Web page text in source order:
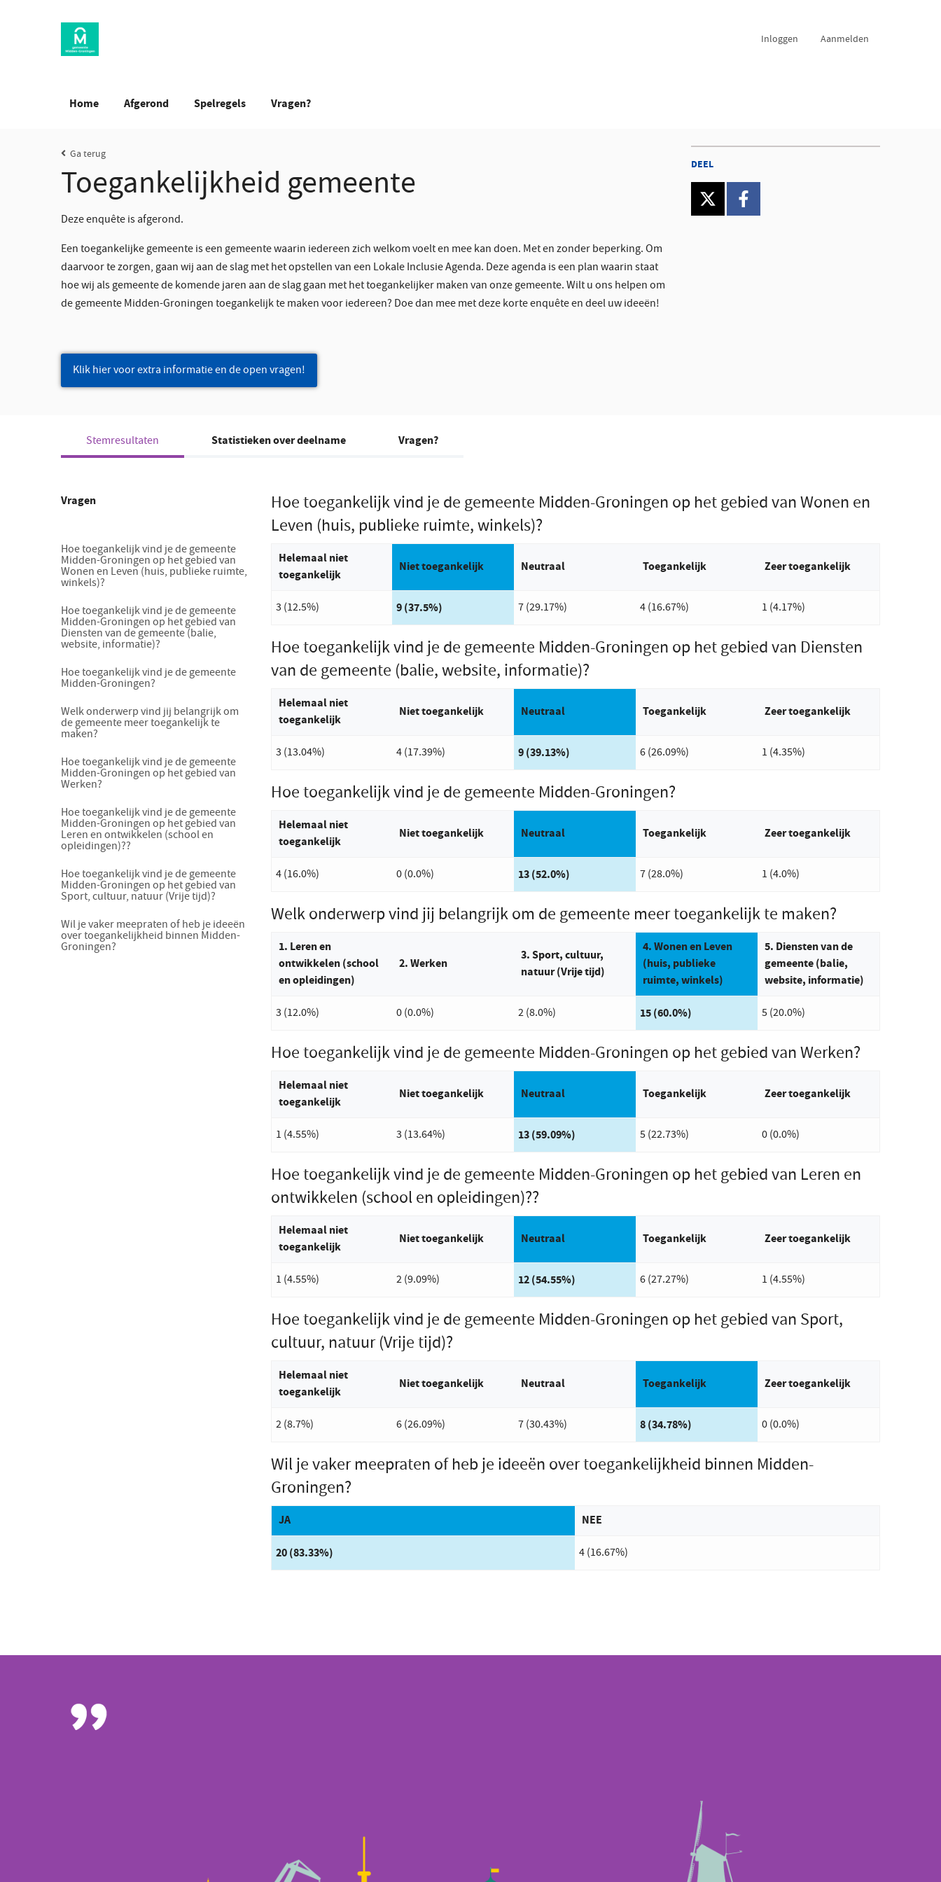
Inloggen Aanmelden
Navigation
Home Afgerond Spelregels Vragen?
Ga terug
Toegankelijkheid gemeente
Deze enquête is afgerond.
Een toegankelijke gemeente is een gemeente waarin iedereen zich welkom voelt en mee kan doen. Met en zonder beperking. Om
daarvoor te zorgen, gaan wij aan de slag met het opstellen van een Lokale Inclusie Agenda. Deze agenda is een plan waarin staat
hoe wij als gemeente de komende jaren aan de slag gaan met het toegankelijker maken van onze gemeente. Wilt u ons helpen om
de gemeente Midden-Groningen toegankelijk te maken voor iedereen? Doe dan mee met deze korte enquête en deel uw ideeën!
Klik hier voor extra informatie en de open vragen!
DEEL
twitter
Stemresultaten Statistieken over deelname Vragen?
Vragen
Hoe toegankelijk vind je de gemeente
Midden-Groningen op het gebied van
Wonen en Leven (huis, publieke ruimte,
winkels)?
Hoe toegankelijk vind je de gemeente
Midden-Groningen op het gebied van
Diensten van de gemeente (balie,
website, informatie)?
Hoe toegankelijk vind je de gemeente
Midden-Groningen?
Welk onderwerp vind jij belangrijk om
de gemeente meer toegankelijk te
maken?
Hoe toegankelijk vind je de gemeente
Midden-Groningen op het gebied van
Werken?
Hoe toegankelijk vind je de gemeente
Midden-Groningen op het gebied van
Leren en ontwikkelen (school en
opleidingen)??
Hoe toegankelijk vind je de gemeente
Midden-Groningen op het gebied van
Sport, cultuur, natuur (Vrije tijd)?
Wil je vaker meepraten of heb je ideeën
over toegankelijkheid binnen Midden-
Groningen?
Hoe toegankelijk vind je de gemeente Midden-Groningen op het gebied van Wonen en
Leven (huis, publieke ruimte, winkels)?
Helemaal niet
toegankelijk
Antwoord met de meeste stemmen:
Niet toegankelijk Neutraal Toegankelijk Zeer toegankelijk
3 (12.5%) 9 (37.5%) 7 (29.17%) 4 (16.67%) 1 (4.17%)
Hoe toegankelijk vind je de gemeente Midden-Groningen op het gebied van Diensten
van de gemeente (balie, website, informatie)?
Helemaal niet
toegankelijk
Niet toegankelijk Antwoord met de meeste stemmen:
Neutraal Toegankelijk Zeer toegankelijk
3 (13.04%) 4 (17.39%) 9 (39.13%) 6 (26.09%) 1 (4.35%)
Hoe toegankelijk vind je de gemeente Midden-Groningen?
Helemaal niet
toegankelijk
Niet toegankelijk Antwoord met de meeste stemmen:
Neutraal Toegankelijk Zeer toegankelijk
4 (16.0%) 0 (0.0%) 13 (52.0%) 7 (28.0%) 1 (4.0%)
Welk onderwerp vind jij belangrijk om de gemeente meer toegankelijk te maken?
1. Leren en
ontwikkelen (school
en opleidingen)
2. Werken
3. Sport, cultuur,
natuur (Vrije tijd)
Antwoord met de meeste stemmen:
4. Wonen en Leven
(huis, publieke
ruimte, winkels)
5. Diensten van de
gemeente (balie,
website, informatie)
3 (12.0%) 0 (0.0%) 2 (8.0%) 15 (60.0%) 5 (20.0%)
Hoe toegankelijk vind je de gemeente Midden-Groningen op het gebied van Werken?
Helemaal niet
toegankelijk
Niet toegankelijk Antwoord met de meeste stemmen:
Neutraal Toegankelijk Zeer toegankelijk
1 (4.55%) 3 (13.64%) 13 (59.09%) 5 (22.73%) 0 (0.0%)
Hoe toegankelijk vind je de gemeente Midden-Groningen op het gebied van Leren en
ontwikkelen (school en opleidingen)??
Helemaal niet
toegankelijk
Niet toegankelijk Antwoord met de meeste stemmen:
Neutraal Toegankelijk Zeer toegankelijk
1 (4.55%) 2 (9.09%) 12 (54.55%) 6 (27.27%) 1 (4.55%)
Hoe toegankelijk vind je de gemeente Midden-Groningen op het gebied van Sport,
cultuur, natuur (Vrije tijd)?
Helemaal niet
toegankelijk
Niet toegankelijk Neutraal Antwoord met de meeste stemmen:
Toegankelijk Zeer toegankelijk
2 (8.7%) 6 (26.09%) 7 (30.43%) 8 (34.78%) 0 (0.0%)
Wil je vaker meepraten of heb je ideeën over toegankelijkheid binnen Midden-
Groningen?
Antwoord met de meeste stemmen:
JA NEE
20 (83.33%) 4 (16.67%)